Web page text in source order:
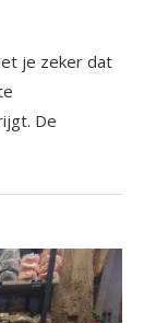
je zeker dat
De